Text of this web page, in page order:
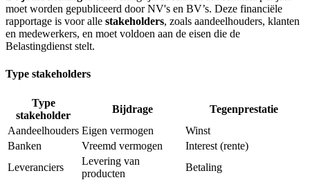
moet worden gepubliceerd door NV's en BV’s. Deze financiële
rapportage is voor alle stakeholders, zoals aandeelhouders, klanten
en medewerkers, en moet voldoen aan de eisen die de
Belastingdienst stelt.
Type stakeholders
Type
stakeholder
Bijdrage
Tegenprestatie
Aandeelhouders Eigen vermogen
Winst
Banken
Vreemd vermogen
Interest (rente)
Leveranciers
Levering van
producten
Betaling